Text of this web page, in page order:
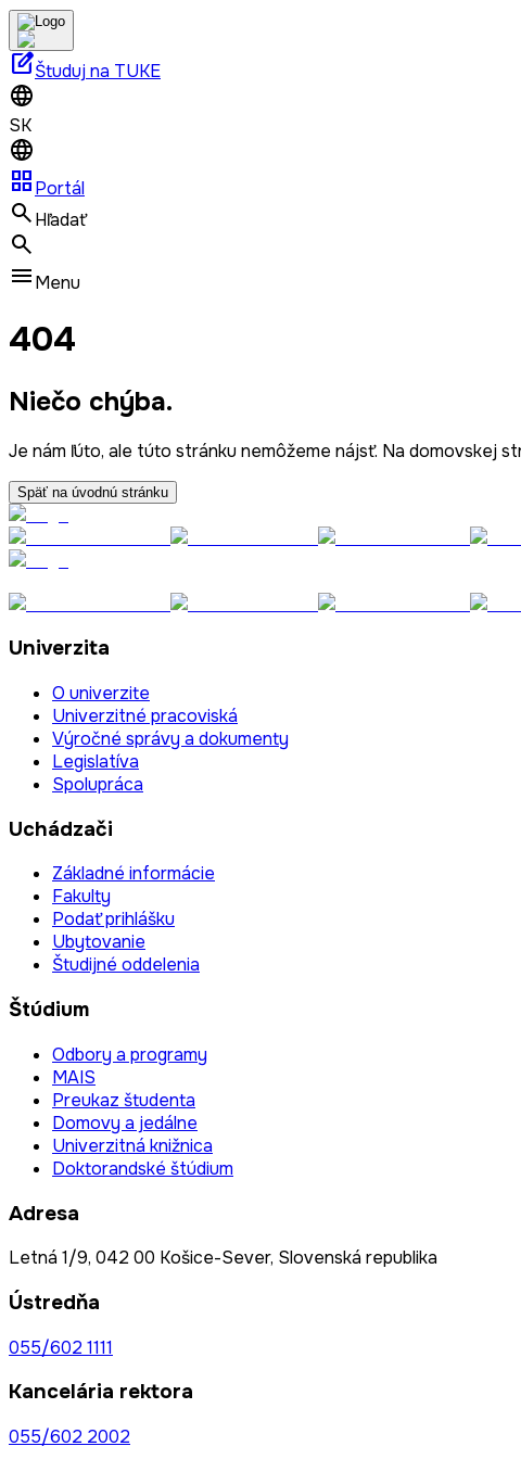
edit_squareŠtuduj na TUKE
SK
grid_viewPortál
Hľadať
Menu
404
Niečo chýba.
Je nám ľúto, ale túto stránku nemôžeme nájsť. Na domovskej
Späť na úvodnú stránku
Univerzita
O univerzite
Univerzitné pracoviská
Výročné správy a dokumenty
Legislatíva
Spolupráca
Uchádzači
Základné informácie
Fakulty
Podať prihlášku
Ubytovanie
Študijné oddelenia
Štúdium
Odbory a programy
MAIS
Preukaz študenta
Domovy a jedálne
Univerzitná knižnica
Doktorandské štúdium
Adresa
Letná 1/9, 042 00 Košice-Sever, Slovenská republika
Ústredňa
055/602 1111
Kancelária rektora
055/602 2002